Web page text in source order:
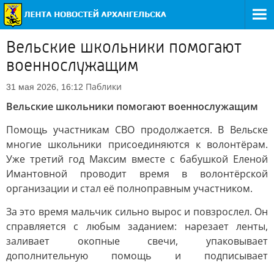
Вельские школьники помогают
военнослужащим
31 мая 2026, 16:12 Паблики
Вельские школьники помогают военнослужащим
Помощь участникам СВО продолжается. В Вельске
многие школьники присоединяются к волонтёрам.
Уже третий год Максим вместе с бабушкой Еленой
Имантовной проводит время в волонтёрской
организации и стал её полноправным участником.
За это время мальчик сильно вырос и повзрослел. Он
справляется с любым заданием: нарезает ленты,
заливает окопные свечи, упаковывает
дополнительную помощь и подписывает